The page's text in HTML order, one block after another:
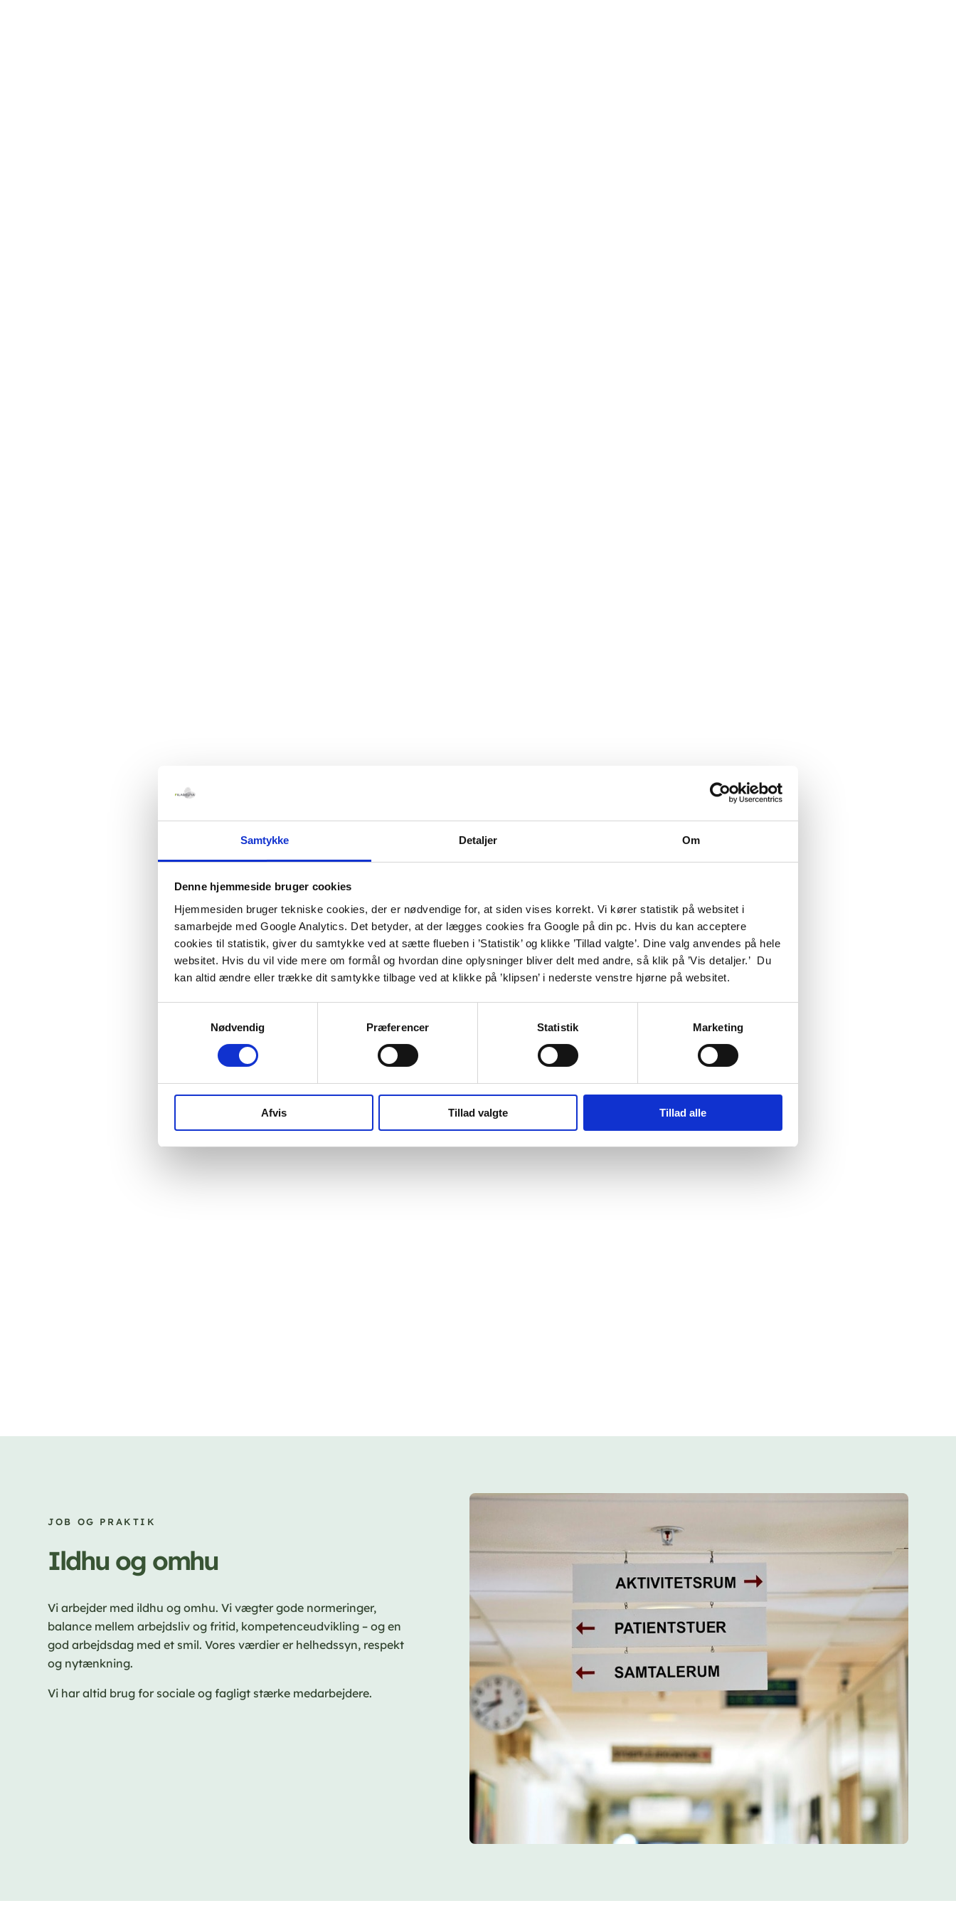
Samtykke Detaljer Om
Denne hjemmeside bruger cookies
Hjemmesiden bruger tekniske cookies, der er nødvendige for, at siden vises korrekt. Vi kører statistik på websitet i
samarbejde med Google Analytics. Det betyder, at der lægges cookies fra Google på din pc. Hvis du kan acceptere
cookies til statistik, giver du samtykke ved at sætte flueben i ’Statistik’ og klikke ’Tillad valgte’. Dine valg anvendes på hele
websitet. Hvis du vil vide mere om formål og hvordan dine oplysninger bliver delt med andre, så klik på ’Vis detaljer.’ Du
kan altid ændre eller trække dit samtykke tilbage ved at klikke på ’klipsen’ i nederste venstre hjørne på websitet.
Nødvendig
Præferencer Statistik Marketing
Afvis Tillad valgte Tillad alle
JOB OG PRAKTIK
Ildhu og omhu
Vi arbejder med ildhu og omhu. Vi vægter gode normeringer,
balance mellem arbejdsliv og fritid, kompetenceudvikling – og en
god arbejdsdag med et smil. Vores værdier er helhedssyn, respekt
og nytænkning.
Vi har altid brug for sociale og fagligt stærke medarbejdere.